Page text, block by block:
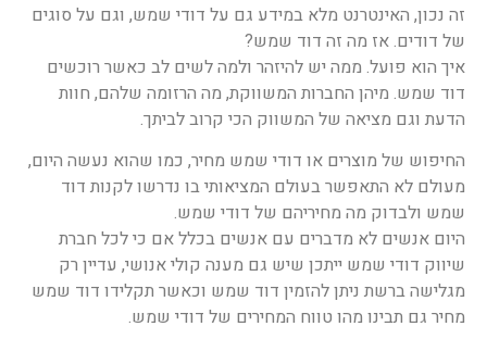
זה נכון, האינטרנט מלא במידע גם על דודי שמש, וגם על סוגים
של דודים. אז מה זה דוד שמש?
איך הוא פועל. ממה יש להיזהר ולמה לשים לב כאשר רוכשים
דוד שמש. מיהן החברות המשווקת, מה הרזומה שלהם, חוות
הדעת וגם מציאה של המשווק הכי קרוב לביתך.
החיפוש של מוצרים או דודי שמש מחיר, כמו שהוא נעשה היום,
מעולם לא התאפשר בעולם המציאותי בו נדרשו לקנות דוד
שמש ולבדוק מה מחיריהם של דודי שמש.
היום אנשים לא מדברים עם אנשים בכלל אם כי לכל חברת
שיווק דודי שמש ייתכן שיש גם מענה קולי אנושי, עדיין רק
מגלישה ברשת ניתן להזמין דוד שמש וכאשר תקלידו דוד שמש
מחיר גם תבינו מהו טווח המחירים של דודי שמש.